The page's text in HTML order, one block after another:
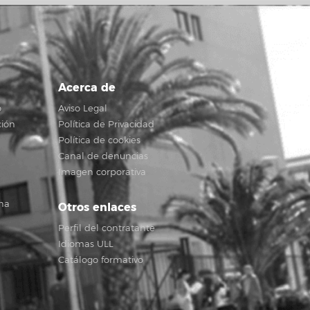
Acerca de
Aviso Legal
Política de Privacidad
Política de cookies
Canal de denuncias
Imagen corporativa
Otros enlaces
Perfil del contratante
Idiomas ULL
Catálogo formativo